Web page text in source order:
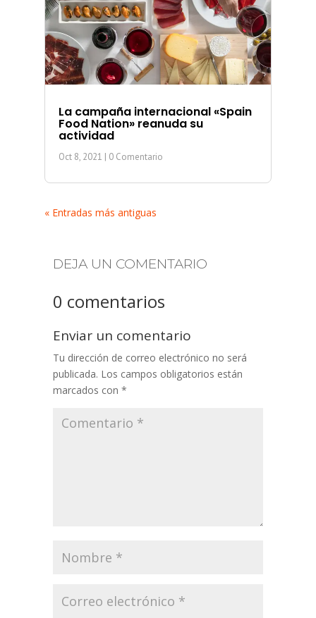
La campaña internacional «Spain
Food Nation» reanuda su
actividad
Oct 8, 2021 | 0 Comentario
« Entradas más antiguas
DEJA UN COMENTARIO
0 comentarios
Enviar un comentario
Tu dirección de correo electrónico no será
publicada. Los campos obligatorios están
marcados con *